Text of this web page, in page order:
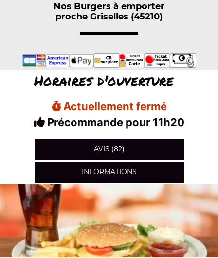
Nos Burgers à emporter
proche Griselles (45210)
Horaires d'ouverture
Actuellement fermé
Précommande pour 11h20
AVIS (82)
INFORMATIONS